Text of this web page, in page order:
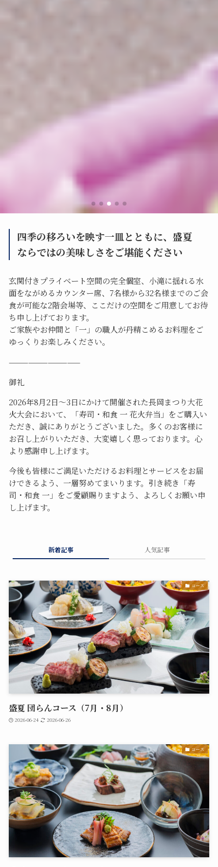
四季の移ろいを映す一皿とともに、盛夏
ならではの美味しさをご堪能ください
玄関付きプライベート空間の完全個室、小滝に揺れる水
面をながめるカウンター席、7名様から32名様までのご会
食が可能な2階会場等、ここだけの空間をご用意してお待
ち申し上げております。
ご家族やお仲間と「一」の職人が丹精こめるお料理をご
ゆっくりお楽しみください。
———————————
御礼
2026年8月2日～3日にかけて開催された長岡まつり大花
火大会において、「寿司・和食 一 花火弁当」をご購入い
ただき、誠にありがとうございました。多くのお客様に
お召し上がりいただき、大変嬉しく思っております。心
より感謝申し上げます。
今後も皆様にご満足いただけるお料理とサービスをお届
けできるよう、一層努めてまいります。引き続き「寿
司・和食 一」をご愛顧賜りますよう、よろしくお願い申
し上げます。
新着記事 人気記事
コース
盛夏 団らんコース（7月・8月）
2026-06-24 2026-06-26
コース